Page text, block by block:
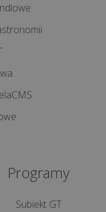
Programy
Subiekt GT